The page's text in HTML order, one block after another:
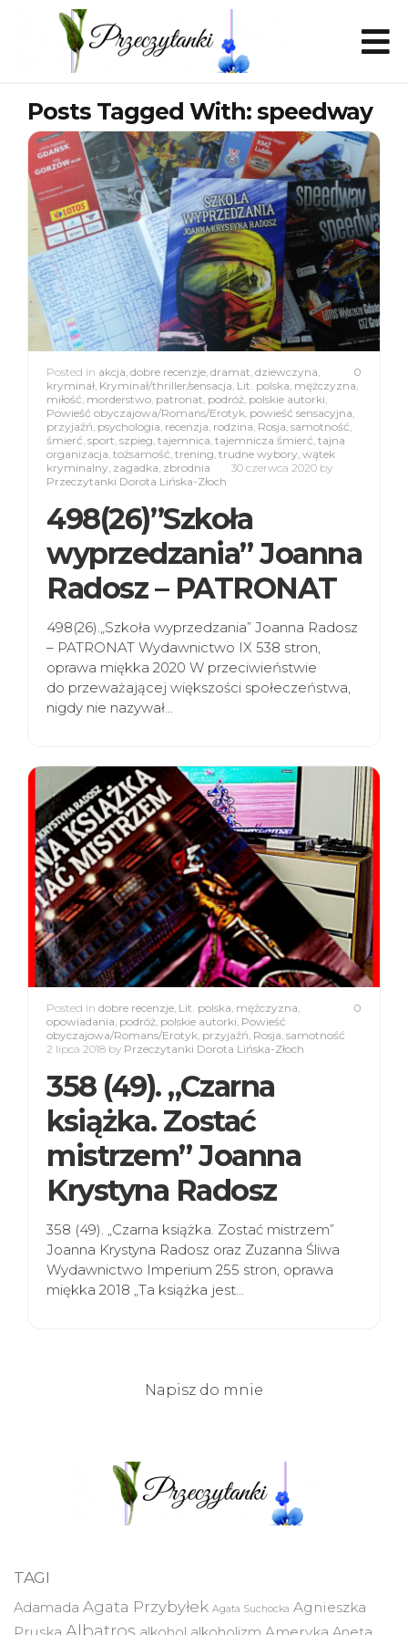
Posts Tagged With: speedway
0
Posted in akcja, dobre recenzje, dramat, dziewczyna,
kryminał, Kryminał/thriller/sensacja, Lit. polska, mężczyzna,
miłość, morderstwo, patronat, podróż, polskie autorki,
Powieść obyczajowa/Romans/Erotyk, powieść sensacyjna,
przyjaźń, psychologia, recenzja, rodzina, Rosja, samotność,
śmierć, sport, szpieg, tajemnica, tajemnicza śmierć, tajna
organizacja, tożsamość, trening, trudne wybory, wątek
kryminalny, zagadka, zbrodnia 30 czerwca 2020 by
Przeczytanki Dorota Lińska-Złoch
498(26)”Szkoła
wyprzedzania” Joanna
Radosz – PATRONAT
498(26).„Szkoła wyprzedzania” Joanna Radosz
– PATRONAT Wydawnictwo IX 538 stron,
oprawa miękka 2020 W przeciwieństwie
do przeważającej większości społeczeństwa,
nigdy nie nazywał…
0
Posted in dobre recenzje Lit. polska mężczyzna
opowiadania podróż polskie autorki Powieść
obyczajowa/Romans/Erotyk przyjaźń Rosja samotność
2 lipca 2018 by Przeczytanki Dorota Lińska-Złoch
358 (49). „Czarna
książka. Zostać
mistrzem” Joanna
Krystyna Radosz
358 (49). „Czarna książka. Zostać mistrzem”
Joanna Krystyna Radosz oraz Zuzanna Śliwa
Wydawnictwo Imperium 255 stron, oprawa
miękka 2018 „Ta książka jest…
Napisz do mnie
TAGI
Adamada Agata Przybyłek Agata Suchocka Agnieszka
Pruska Albatros Ameryka